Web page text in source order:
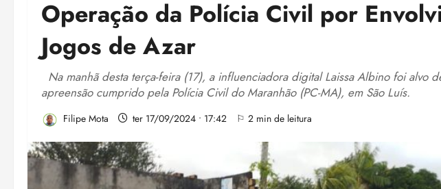
Operação da Polícia Civil por
Jogos de Azar
Na manhã desta terça-feira (17), a influenciadora digital Laissa Albino foi alvo
apreensão cumprido pela Polícia Civil do Maranhão (PC-MA), em São Luís.
Filipe Mota ter 17/09/2024 • 17:42 ⚐ 2 min de leitura